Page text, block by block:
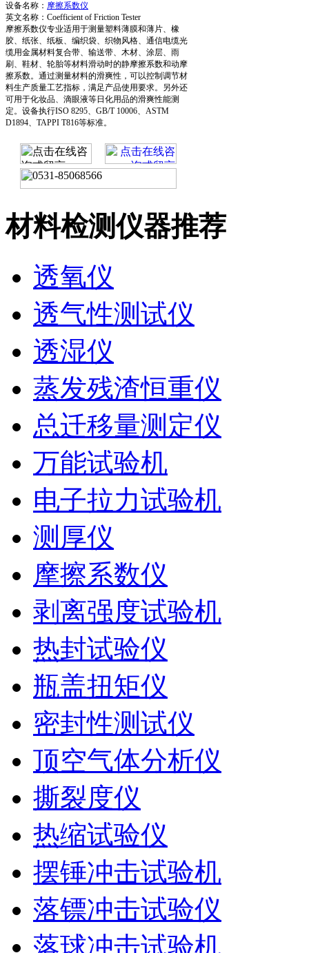
设备名称： 摩擦系数仪
英文名称：Coefficient of Friction Tester
摩擦系数仪专业适用于测量塑料薄膜和薄片、橡
胶、纸张、纸板、编织袋、织物风格、通信电缆光
缆用金属材料复合带、输送带、木材、涂层、雨
刷、鞋材、轮胎等材料滑动时的静摩擦系数和动摩
擦系数。通过测量材料的滑爽性，可以控制调节材
料生产质量工艺指标，满足产品使用要求。另外还
可用于化妆品、滴眼液等日化用品的滑爽性能测
定。设备执行ISO 8295、GB/T 10006、ASTM
D1894、TAPPI T816等标准。
材料检测仪器推荐
透氧仪
透气性测试仪
透湿仪
蒸发残渣恒重仪
总迁移量测定仪
万能试验机
电子拉力试验机
测厚仪
摩擦系数仪
剥离强度试验机
热封试验仪
瓶盖扭矩仪
密封性测试仪
顶空气体分析仪
撕裂度仪
热缩试验仪
摆锤冲击试验机
落镖冲击试验仪
落球冲击试验机